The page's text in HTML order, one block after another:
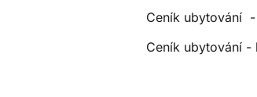
Ceník ubytování -
Ceník ubytování -